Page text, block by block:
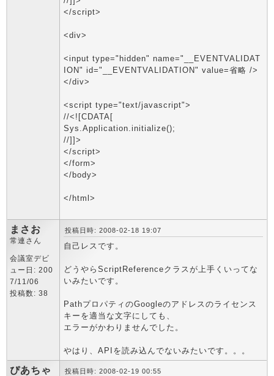
</script>
<div>
<input type="hidden" name="__EVENTVALIDAT
ION" id="__EVENTVALIDATION" value=省略 />
</div>
<script type="text/javascript">
//<![CDATA[
Sys.Application.initialize();
//]]>
</script>
</form>
</body>
</html>
まさお
常連さん
会議室デビ
ュー日: 200
7/11/06
投稿数: 38
投稿日時: 2008-02-18 19:07
自己レスです。
どうやらScriptReferenceクラスが上手くいってな
いみたいです。
PathプロパティのGoogleのアドレスのライセンス
キーを適当な文字にしても、
エラーがかわりませんでした。
やはり、APIを読み込んでないみたいです。。。
ぴあちゃ
投稿日時: 2008-02-19 00:55